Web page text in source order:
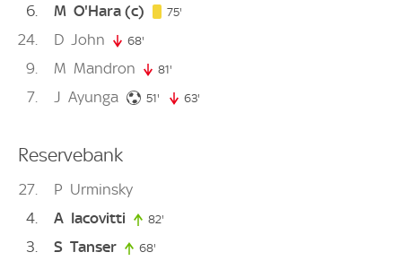
6 M O'Hara (c) 75'
24 D John 68'
9 M Mandron 81'
7 J Ayunga 51' 51. minute
63'
Reservebank
27 P Urminsky
4
A Iacovitti 82'
3 S Tanser 68'